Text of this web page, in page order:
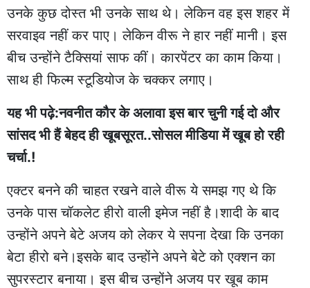
उनके कुछ दोस्त भी उनके साथ थे। लेकिन वह इस शहर में
सरवाइव नहीं कर पाए। लेकिन वीरू ने हार नहीं मानी। इस
बीच उन्होंने टैक्सियां साफ कीं। कारपेंटर का काम किया।
साथ ही फिल्म स्टूडियोज के चक्कर लगाए।
यह भी पढ़े:नवनीत कौर के अलावा इस बार चुनी गई दो और
सांसद भी हैं बेहद ही खूबसूरत..सोसल मीडिया में खूब हो रही
चर्चा.!
एक्टर बनने की चाहत रखने वाले वीरू ये समझ गए थे कि
उनके पास चॉकलेट हीरो वाली इमेज नहीं है।शादी के बाद
उन्होंने अपने बेटे अजय को लेकर ये सपना देखा कि उनका
बेटा हीरो बने।इसके बाद उन्होंने अपने बेटे को एक्शन का
सुपरस्टार बनाया। इस बीच उन्होंने अजय पर खूब काम